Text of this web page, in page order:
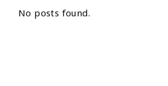
No posts found.